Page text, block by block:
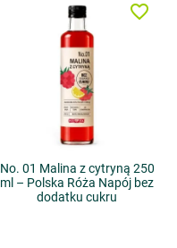
No. 01 Malina z cytryną 250
ml – Polska Róża Napój bez
dodatku cukru
favorite_border